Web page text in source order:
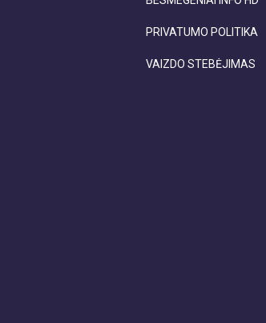
PRIVATUMO POLITIKA
VAIZDO STEBĖJIMAS